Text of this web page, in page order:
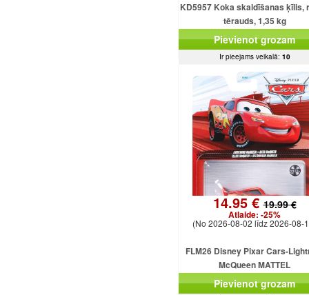
KD5957 Koka skaldīšanas ķīlis,
tērauds, 1,35 kg
Pievienot grozam
Ir pieejams veikalā: 10
14.95 €19.99 €
Atlaide: -25%
(No 2026-08-02 līdz 2026-08-
FLM26 Disney Pixar Cars-
McQueen MATTEL
Pievienot grozam